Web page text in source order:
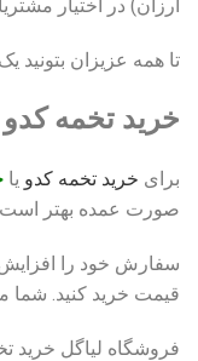
ارزان) در اختیار
تا همه عزیزان بتونید
خرید تخمه
برای خرید تخمه کدو یا
صورت عمده بهتر
سفارش خود را افزایش
قیمت خرید کنید. شما
فروشگاه لیاگل خرید